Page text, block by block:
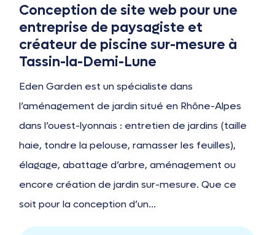
Conception de site web pour une
entreprise de paysagiste et
créateur de piscine sur-mesure à
Tassin-la-Demi-Lune
Eden Garden est un spécialiste dans
l’aménagement de jardin situé en Rhône-Alpes
dans l’ouest-lyonnais : entretien de jardins (taille
haie, tondre la pelouse, ramasser les feuilles),
élagage, abattage d’arbre, aménagement ou
encore création de jardin sur-mesure. Que ce
soit pour la conception d’un...